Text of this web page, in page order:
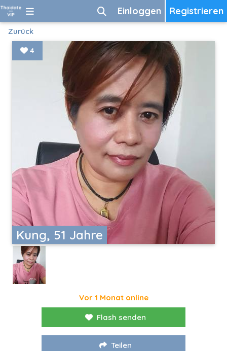
Registrieren
Einloggen
Zurück
Kung, 51 Jahre
4
Vor 1 Monat online
Flash senden
Teilen